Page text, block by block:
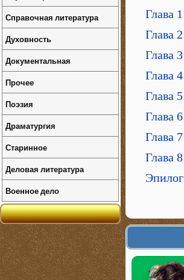
Глава 1
Глава 2
Глава 3
Глава 4
Глава 5
Глава 6
Глава 7
Глава 8
Эпилог
Справочная литература
Духовность
Документальная
Прочее
Поэзия
Драматургия
Старинное
Деловая литература
Военное дело